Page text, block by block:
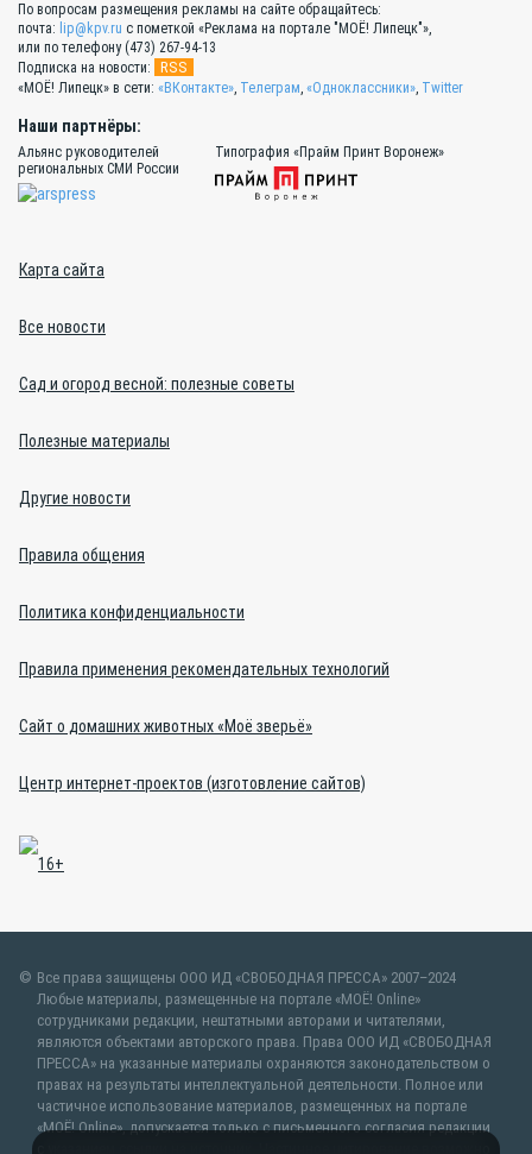
По вопросам размещения рекламы на сайте обращайтесь:
почта: lip@kpv.ru с пометкой «Реклама на портале "МОЁ! Липецк"»,
или по телефону (473) 267-94-13
Подписка на новости:
RSS
«МОЁ! Липецк» в сети: «ВКонтакте», Телеграм, «Одноклассники», Twitter
Наши партнёры:
Альянс руководителей
региональных СМИ России
Типография «Прайм Принт Воронеж»
Карта сайта
Все новости
Сад и огород весной: полезные советы
Полезные материалы
Другие новости
Правила общения
Политика конфиденциальности
Правила применения рекомендательных технологий
Сайт о домашних животных «Моё зверьё»
Центр интернет-проектов (изготовление сайтов)
Все права защищены ООО ИД «СВОБОДНАЯ ПРЕССА» 2007–2024
Любые материалы, размещенные на портале «МОЁ! Online»
сотрудниками редакции, нештатными авторами и читателями,
являются объектами авторского права. Права ООО ИД «СВОБОДНАЯ
ПРЕССА» на указанные материалы охраняются законодательством о
правах на результаты интеллектуальной деятельности. Полное или
частичное использование материалов, размещенных на портале
«МОЁ! Online», допускается только с письменного согласия редакции